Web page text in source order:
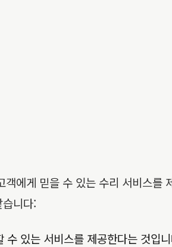
에게 믿을 수 있는 수리 서비스를
니다:
있는 서비스를 제공한다는 것입